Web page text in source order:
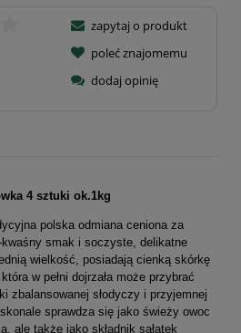
zapytaj o produkt
poleć znajomemu
dodaj opinię
4 sztuki ok.1kg
polska odmiana ceniona za
kwaśny smak i soczyste, delikatne
wielkość, posiadają cienką skórkę
w pełni dojrzała może przybrać
zbalansowanej słodyczy i przyjemnej
sprawdza się jako świeży owoc
ale także jako składnik sałatek